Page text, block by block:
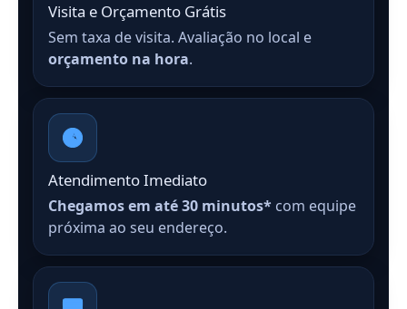
Visita e Orçamento Grátis
Sem taxa de visita. Avaliação no local e
orçamento na hora.
Atendimento Imediato
Chegamos em até 30 minutos* com equipe
próxima ao seu endereço.